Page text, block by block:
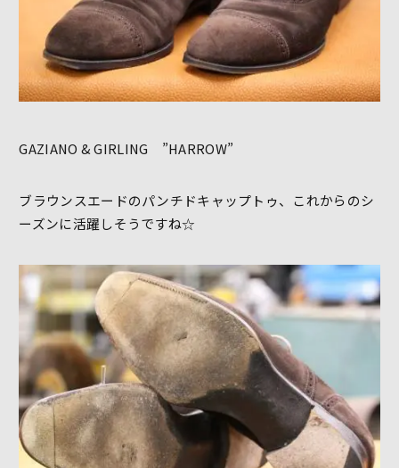
GAZIANO & GIRLING ”HARROW”
ブラウンスエードのパンチドキャップトゥ、これからのシ
ーズンに活躍しそうですね☆